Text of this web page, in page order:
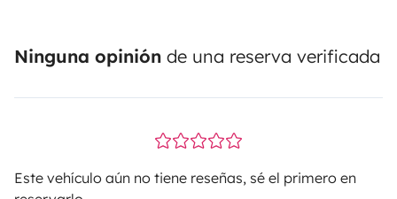
Ninguna opinión de una reserva verificada
Este vehículo aún no tiene reseñas, sé el primero en